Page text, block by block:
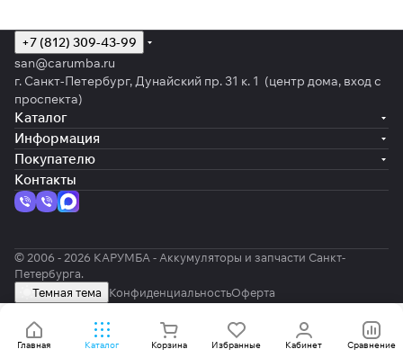
Главная Каталог Корзина Избранные Кабинет Сравнение
+7 (812) 309-43-99
san@carumba.ru
г. Санкт-Петербург, Дунайский пр. 31 к. 1 (центр дома, вход с
проспекта)
Каталог
Информация
Покупателю
Контакты
© 2006 - 2026 КАРУМБА - Аккумуляторы и запчасти Санкт-
Петербурга.
Темная тема
КонфиденциальностьОферта